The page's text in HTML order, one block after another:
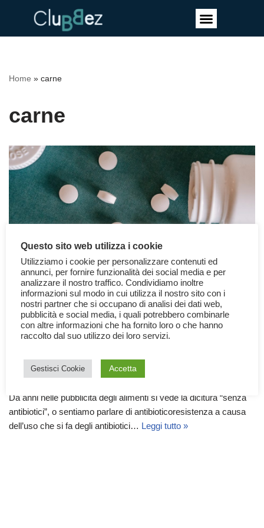
Home » carne
carne
Antibiotici negli alimenti e
20 Febbraio 2023 Economia e Commercio
Da anni nelle pubblicità degli alimenti si vede la dicitura “senza
antibiotici”, o sentiamo parlare di antibioticoresistenza a causa
dell’uso che si fa degli antibiotici… Leggi tutto »
Questo sito web utilizza i cookie
Utilizziamo i cookie per personalizzare contenuti ed
annunci, per fornire funzionalità dei social media e per
analizzare il nostro traffico. Condividiamo inoltre
informazioni sul modo in cui utilizza il nostro sito con i
nostri partner che si occupano di analisi dei dati web,
pubblicità e social media, i quali potrebbero combinarle
con altre informazioni che ha fornito loro o che hanno
raccolto dal suo utilizzo dei loro servizi.
Gestisci Cookie Accetta